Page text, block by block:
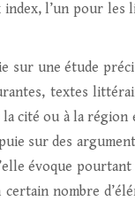
index, l’un pour les
sur une étude
textes
cité ou à la
sur des
évoque
nombre